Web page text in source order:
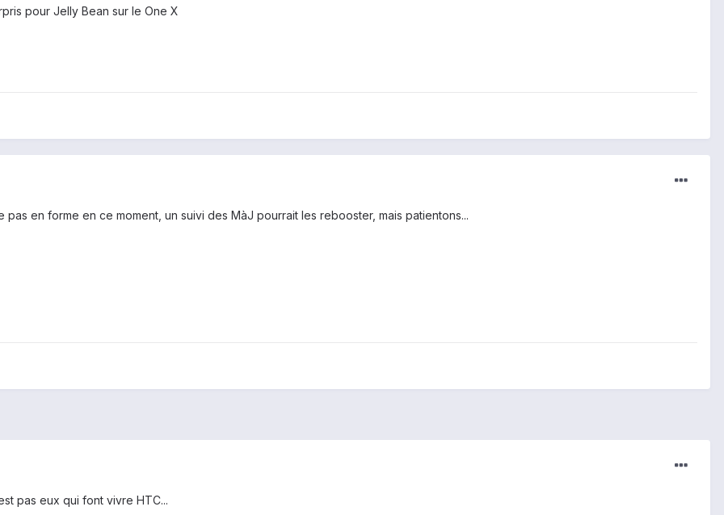
pour Jelly Bean sur le One X
pas en forme en ce moment, un suivi des MàJ pourrait les rebooster, mais patientons...
pas eux qui font vivre HTC...